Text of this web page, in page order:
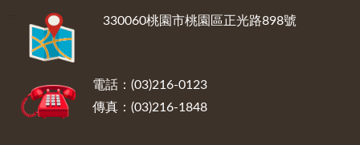
330060桃園市桃園區正光路898號
電話：(03)216-0123
傳真：(03)216-1848